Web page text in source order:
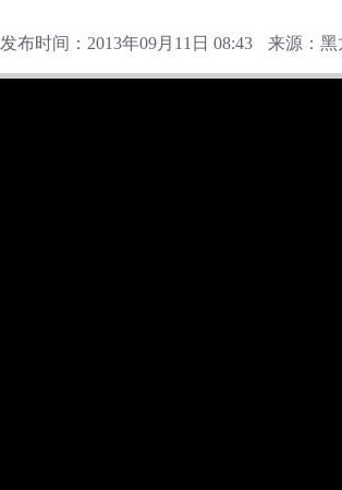
发布时间：2013年09月11日 08:43 来源：黑